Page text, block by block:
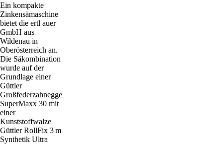
Ein kompakte
Zinkensämaschine
bietet die ertl auer
GmbH aus
Wildenau in
Oberösterreich an.
Die Säkombination
wurde auf der
Grundlage einer
Güttler
Großfederzahnegge
SuperMaxx 30 mit
einer
Kunststoffwalze
Güttler RollFix 3 m
Synthetik Ultra